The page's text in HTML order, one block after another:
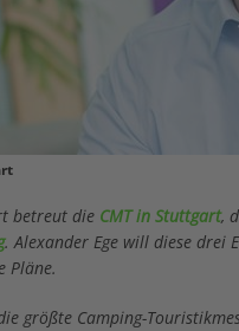
betreut die CMT in Stuttgart,
. Alexander Ege will diese drei
Pläne.
größte Camping-